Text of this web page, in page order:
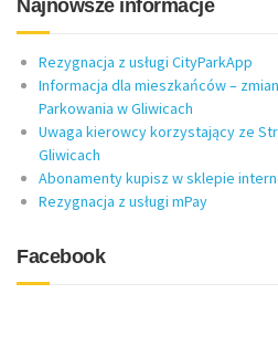
Najnowsze informacje
Rezygnacja z usługi CityParkApp
Informacja dla mieszkańców –
Parkowania w Gliwicach
Uwaga kierowcy korzystający ze
Gliwicach
Abonamenty kupisz w sklepie
Rezygnacja z usługi mPay
Facebook